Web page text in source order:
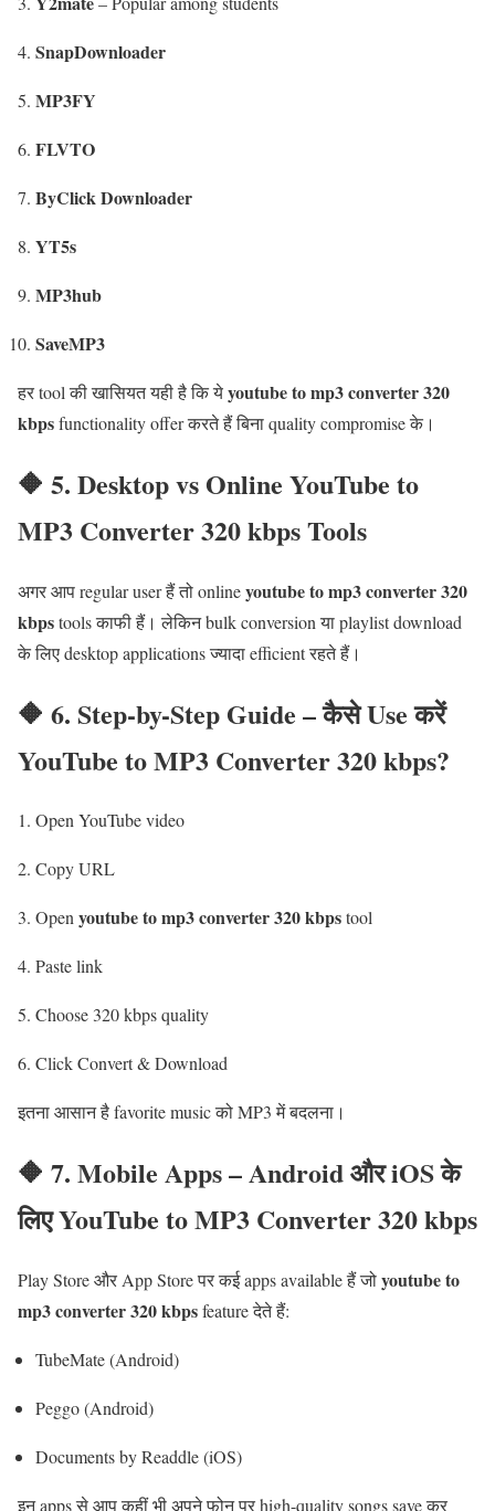
SnapDownloader
MP3FY
FLVTO
ByClick Downloader
YT5s
MP3hub
SaveMP3
हर tool की खासियत यही है कि येyoutube to mp3 converter 320
kbpsfunctionality offer करते हैं बिना quality compromise के।
🔶 5. Desktop vs Online YouTube to
MP3 Converter 320 kbps Tools
अगर आप regular user हैं तो onlineyoutube to mp3 converter 320
kbpstools काफी हैं। लेकिन bulk conversion या playlist download
के लिए desktop applications ज्यादा efficient रहते हैं।
🔶 6. Step-by-Step Guide – कैसे Use करें
YouTube to MP3 Converter 320 kbps?
Open YouTube video
Copy URL
Openyoutube to mp3 converter 320 kbpstool
Paste link
Choose 320 kbps quality
Click Convert & Download
इतना आसान है favorite music को MP3 में बदलना।
🔶 7. Mobile Apps – Android और iOS के
लिए YouTube to MP3 Converter 320 kbps
Play Store और App Store पर कई apps available हैं जोyoutube to
mp3 converter 320 kbpsfeature देते हैं:
TubeMate (Android)
Peggo (Android)
Documents by Readdle (iOS)
इन apps से आप कहीं भी अपने फोन पर high-quality songs save कर